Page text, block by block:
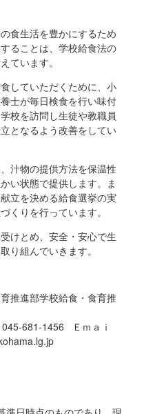
食生活を豊かにするため
ることは、学校給食法の
ています。
していただくために、小
士が毎日検食を行い味付
校を訪問し生徒や教職員
となるよう改善をしてい
汁物の提供方法を保温性
い状態で提供します。ま
立を決める給食選挙の実
くりを行っています。
けとめ、安全・安心で生
り組んでいきます。
推進部学校給食・食育推
681-1456 Ｅｍａｉ